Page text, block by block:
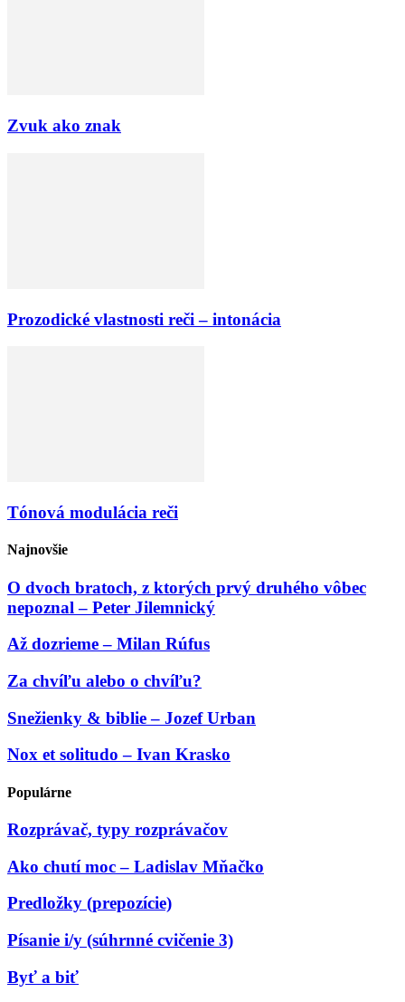
Zvuk ako znak
Prozodické vlastnosti reči – intonácia
Tónová modulácia reči
Najnovšie
O dvoch bratoch, z ktorých prvý druhého vôbec
nepoznal – Peter Jilemnický
Až dozrieme – Milan Rúfus
Za chvíľu alebo o chvíľu?
Snežienky & biblie – Jozef Urban
Nox et solitudo – Ivan Krasko
Populárne
Rozprávač, typy rozprávačov
Ako chutí moc – Ladislav Mňačko
Predložky (prepozície)
Písanie i/y (súhrnné cvičenie 3)
Byť a biť